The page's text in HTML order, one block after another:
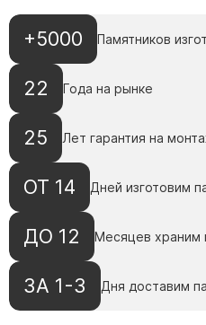
Вазы из
Скульптуры
+5000 Памятников
22 Года на рынке
25 Лет гарантия на
ОТ 14 Дней изготовим
ДО 12 Месяцев храним
ЗА 1-3 Дня доставим